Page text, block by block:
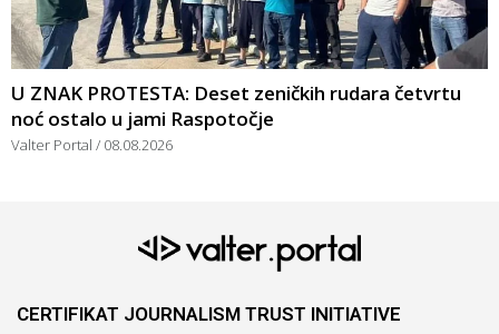
U ZNAK PROTESTA: Deset zeničkih rudara četvrtu
noć ostalo u jami Raspotočje
Valter Portal 08.08.2026
CERTIFIKAT JOURNALISM TRUST INITIATIVE